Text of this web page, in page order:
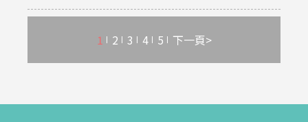
1 2 3 4 5 下一頁>